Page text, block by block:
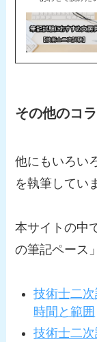
その他のコ
他にもいろい
を執筆してい
本サイトの中
の筆記ペース
技術士二
時間と範囲
技術士二